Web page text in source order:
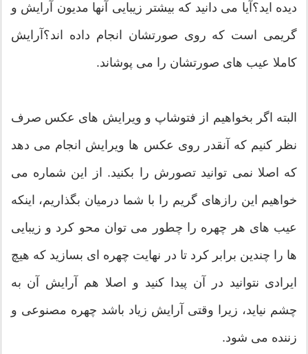
دیده اید؟آیا می دانید که بیشتر زیبایی آنها مدیون آرایش و
گریمی است که روی صورتشان انجام داده اند؟آرایش
کاملا عیب های صورتشان را می پوشاند.
البته اگر بخواهیم از فتوشاپ و ویرایش های عکس صرف
نظر کنیم که آنقدر روی عکس ها ویرایش انجام می دهد
که اصلا نمی توانید تصورش را بکنید. از این شماره می
خواهیم این رازهای گریم را با شما درمیان بگذاریم، اینکه
عیب های هر چهره را چطور می توان محو کرد و زیبایی
ها را چندین برابر کرد تا در نهایت چهره ای بسازید که هیچ
ایرادی نتوانید در آن پیدا کنید و اصلا هم آرایش آن به
چشم نیاید، زیرا وقتی آرایش زیاد باشد چهره مصنوعی و
زننده می شود.